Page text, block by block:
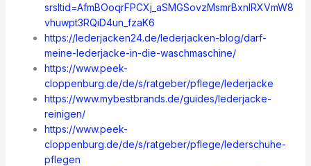
srsltid=AfmBOoqrFPCXj_aSMGSovzMsmrBxnlRXVmW8
vhuwpt3RQiD4un_fzaK6
https://lederjacken24.de/lederjacken-blog/darf-
meine-lederjacke-in-die-waschmaschine/
https://www.peek-
cloppenburg.de/de/s/ratgeber/pflege/lederjacke
https://www.mybestbrands.de/guides/lederjacke-
reinigen/
https://www.peek-
cloppenburg.de/de/s/ratgeber/pflege/lederschuhe-
pflegen